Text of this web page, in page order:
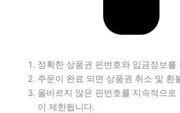
정확한 상품권 핀번호와 입금정보를
주문이 완료 되면 상품권 취소 및 환
올바르지 않은 핀번호를 지속적으로
이 제한됩니다.